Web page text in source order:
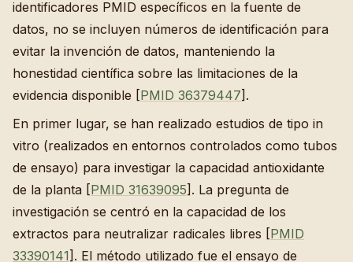
identificadores PMID específicos en la fuente de
datos, no se incluyen números de identificación para
evitar la invención de datos, manteniendo la
honestidad científica sobre las limitaciones de la
evidencia disponible [PMID 36379447].
En primer lugar, se han realizado estudios de tipo in
vitro (realizados en entornos controlados como tubos
de ensayo) para investigar la capacidad antioxidante
de la planta [PMID 31639095]. La pregunta de
investigación se centró en la capacidad de los
extractos para neutralizar radicales libres [PMID
33390141]. El método utilizado fue el ensayo de